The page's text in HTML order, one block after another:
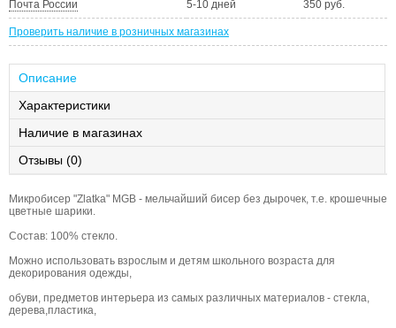
Почта России 5-10 дней 350 руб.
Проверить наличие в розничных магазинах
Описание
Характеристики
Наличие в магазинах
Отзывы (0)
Микробисер "Zlatka" MGB - мельчайший бисер без дырочек, т.е. крошечные
цветные шарики.
Состав: 100% стекло.
Можно использовать взрослым и детям школьного возраста для
декорирования одежды,
обуви, предметов интерьера из самых различных материалов - стекла,
дерева,пластика,